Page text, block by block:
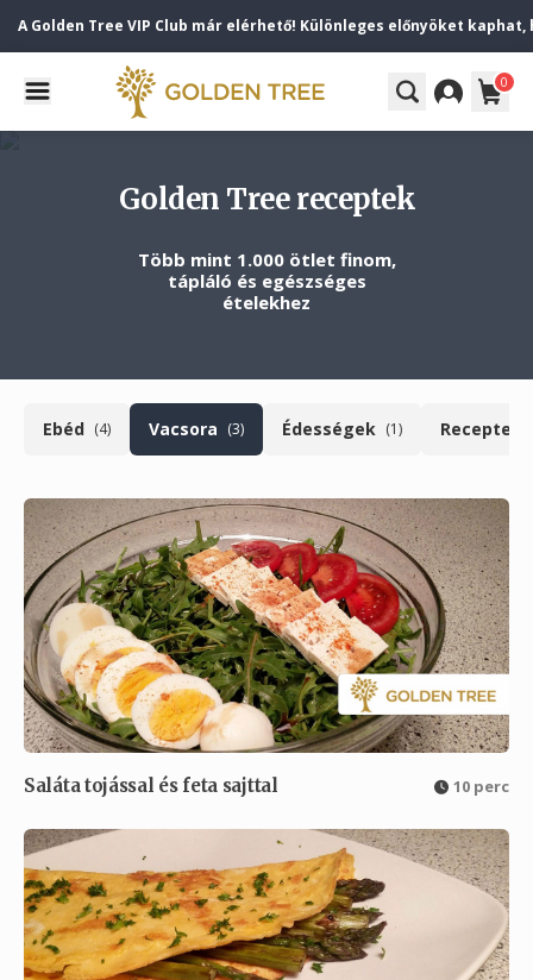
A Golden Tree VIP Club már elérhető! Különleges előnyöket kaphat,
0
Golden Tree receptek
Több mint 1.000 ötlet finom,
tápláló és egészséges
ételekhez
Ebéd (4) Vacsora (3) Édességek (1) Receptek
Saláta tojással és feta sajttal 10 perc